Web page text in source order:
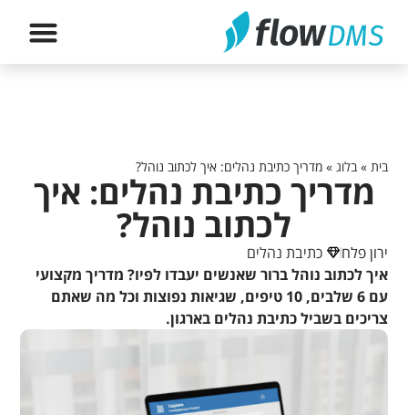
בית »בלוג »מדריך כתיבת נהלים: איך לכתוב נוהל?
מדריך כתיבת נהלים: איך
לכתוב נוהל?
ירון פלח
כתיבת נהלים
איך לכתוב נוהל ברור שאנשים יעבדו לפיו? מדריך מקצועי
עם 6 שלבים, 10 טיפים, שגיאות נפוצות וכל מה שאתם
צריכים בשביל כתיבת נהלים בארגון.